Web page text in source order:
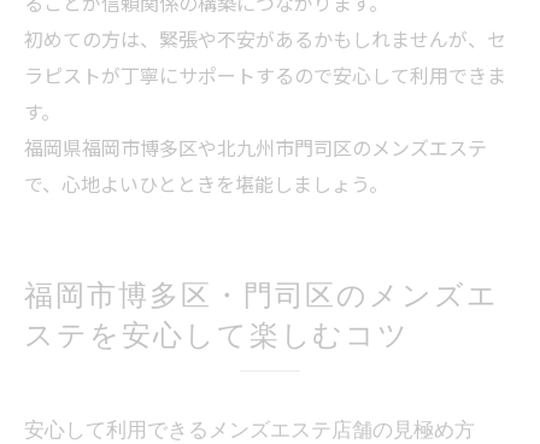
初めての方は、緊張や不安があるかもしれませんが、セ
ラピストが丁寧にサポートするので安心して利用できま
す。
福岡県福岡市博多区や北九州市門司区のメンズエステ
で、心地よいひとときを堪能しましょう。
福岡市博多区・門司区のメンズエ
ステを安心して楽しむコツ
安心して利用できるメンズエステ店舗の見極め方